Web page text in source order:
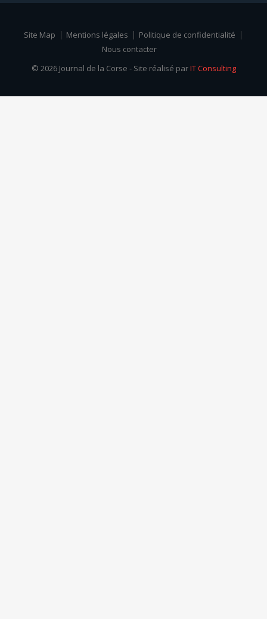
Site Map Mentions légales
Politique de confidentialité
Nous contacter
© 2026 Journal de la Corse - Site réalisé parIT Consulting